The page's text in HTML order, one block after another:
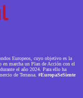
Europeos, cuyo objetivo es la
marcha un Plan de Acción con el
el año 2024. Para ello ha
de Terrassa. #EuropaSeSiente